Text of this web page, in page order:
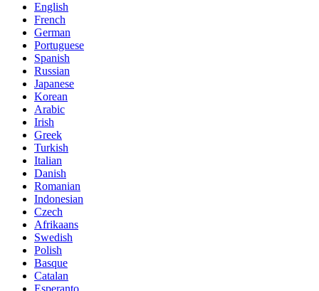
English
French
German
Portuguese
Spanish
Russian
Japanese
Korean
Arabic
Irish
Greek
Turkish
Italian
Danish
Romanian
Indonesian
Czech
Afrikaans
Swedish
Polish
Basque
Catalan